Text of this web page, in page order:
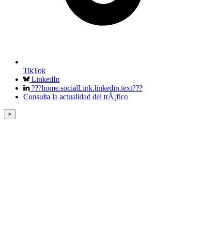
TikTok
LinkedIn
???home.socialLink.linkedin.text???
Consulta la actualidad del trÃ¡fico
×